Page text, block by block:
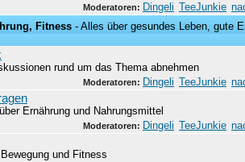
Moderatoren: Dingeli TeeJunkie
Fitness - Alles über gesundes Leben, gute
rund um das Thema abnehmen
Moderatoren: Dingeli TeeJunkie
Ernährung und Nahrungsmittel
Moderatoren: Dingeli TeeJunkie
und Fitness